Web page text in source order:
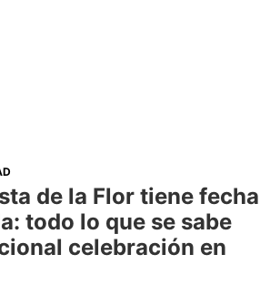
de la Flor tiene fecha
todo lo que se sabe
celebración en